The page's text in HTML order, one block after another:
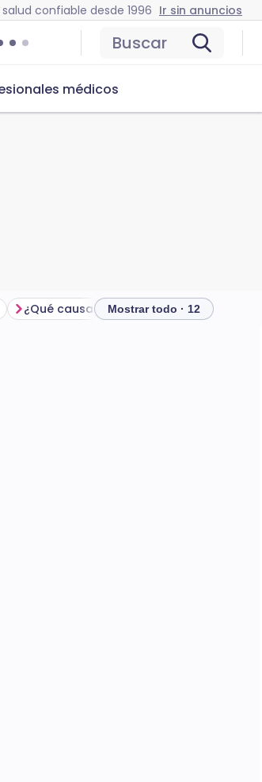
confiable desde 1996 Ir sin anuncios
Buscar
médicos
¿Qué causa una infestación de chinches?
Mostrar todo · 12